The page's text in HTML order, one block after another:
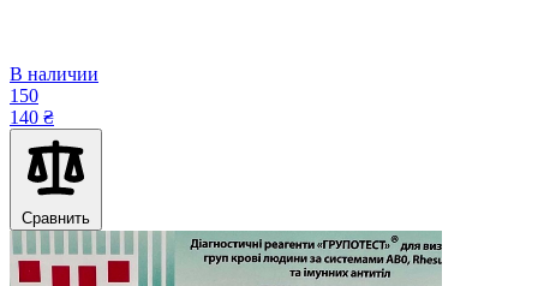
В наличии
150
140 ₴
Сравнить